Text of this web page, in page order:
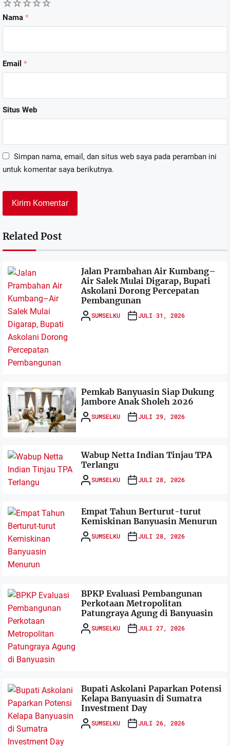
5
4
3
2
Nama *
Email *
Situs Web
Simpan nama, email, dan situs web saya pada peramban ini
untuk komentar saya berikutnya.
Related Post
Jalan Prambahan Air Kumbang–
Air Salek Mulai Digarap, Bupati
Askolani Dorong Percepatan
Pembangunan
SUMSELKU JULI 31, 2026
Pemkab Banyuasin Siap Dukung
Jambore Anak Sholeh 2026
SUMSELKU JULI 29, 2026
Wabup Netta Indian Tinjau TPA
Terlangu
SUMSELKU JULI 28, 2026
Empat Tahun Berturut-turut
Kemiskinan Banyuasin Menurun
SUMSELKU JULI 28, 2026
BPKP Evaluasi Pembangunan
Perkotaan Metropolitan
Patungraya Agung di Banyuasin
SUMSELKU JULI 27, 2026
Bupati Askolani Paparkan Potensi
Kelapa Banyuasin di Sumatra
Investment Day
SUMSELKU JULI 26, 2026